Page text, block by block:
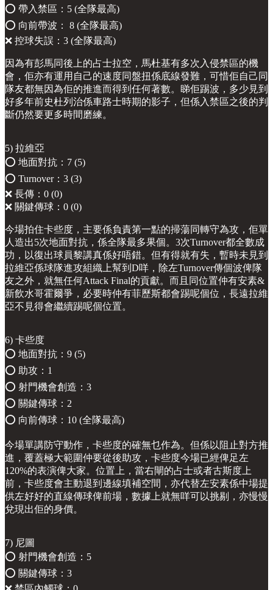
⭕️ 帶入禁區：5 (全隊最高)
⭕️ 向前帶波： 8 (全隊最高)
❌ 控球失誤：3 (全隊最高)
因為有彭馬同後上的占士拉空，馬杜基有多次入侵禁區的機
會，佢亦有運用自己的速度同盤扭係底線發難，可惜佢自己同
隊友都無因為佢的推進而得到任何著數。睇佢踢波，多少見到
好多年前史杜列治係車路士時期的影子，但係入禁區之後的判
斷仍然要更多時間磨練。
5) 拉維亞
⭕️ 地面對抗：7 (5)
⭕️ Turnover：3 (3)
❌ 長傳：0 (0)
❌ 關鍵傳球：0 (0)
今場拍住卡些度，主要係負責第一點的掃蕩同轉守為攻，佢單
人造出5次地面對抗，係全隊最多果個。3次Turnover都全數成
功，以復出球員黎講真係好唔錯。但有得就有失，暫時未見到
拉維亞係球隊進攻組織上幫到D咩，除左Turnover傳個波俾隊
友之外，就無任何Attack Final的貢獻。而且同位置仲有安素&
新飲水哥霍爾爭，必要時仲有菲歷斯都會踢呢個位，長遠拉維
亞不見得會繼續踢呢個位置。
6) 卡些度
⭕️ 地面對抗：9 (5)
⭕️ 助攻：1
⭕️ 射門機會創造：3
⭕️ 關鍵傳球：2
⭕️ 向前傳球：10 (全隊最高)
今場單講防守動作，卡些度的確無乜作為。但係以阻止對方推
進，覆蓋極大範圍仲要從後助攻，卡些度今場已經俾足左
120%的表演俾大家。位置上，當右閘的占士或者古斯度上
前，卡些度會主動退到邊線填補空間，亦代替左安素係中場提
供左好好的直線傳球俾前場，數據上就無咩可以挑剔，亦慢慢
兌現出佢的身價。
7) 尼圖
⭕️ 射門機會創造：5
⭕️ 關鍵傳球：3